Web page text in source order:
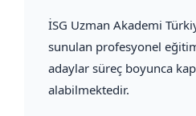
İSG Uzman Akademi
sunulan profesyonel
adaylar süreç boyunca
alabilmektedir.